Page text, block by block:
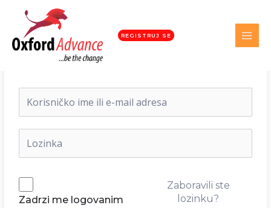
REGISTRUJ SE
Dobrodošli nazad!
Zadrzi me logovanim
Zaboravili ste
lozinku?